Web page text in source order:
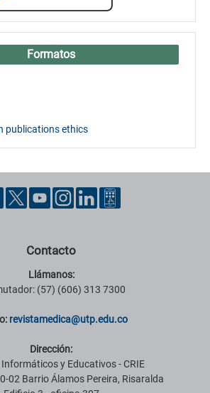
Formatos
publications ethics
Contacto
Llámanos:
(57) (606) 313 7300
revistamedica@utp.edu.co
Dirección:
y Educativos - CRIE
02 Barrio Álamos Pereira, Risaralda